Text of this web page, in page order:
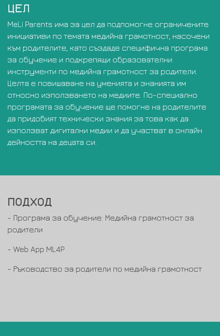
ЦЕЛ
MeLi Parents има за цел да подпомогне ограничените
инициативи по темата медийна грамотност, насочени
към родителите, като създаде специфична програма
за обучение и подкрепящи образователни
инструменти по медийна грамотност за родители.
Целта е повишаване на уменията и знанията им
относно използването на медиите. По-специално
програмата за обучение ще помогне на родителите
да придобият технически знания за това как да
използват дигитални медии и да участват в онлайн
дейността на децата си.
ПОДХОД
- Програма за обучение: Медийна грамотност за
родители
- Web App ML4P
- Ръководство за родители по медийна грамотност